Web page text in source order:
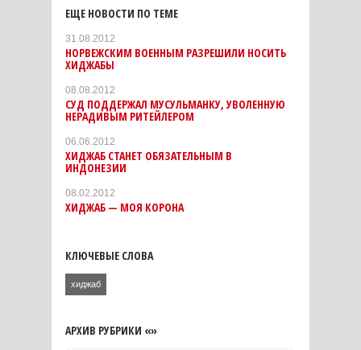
ЕЩЕ НОВОСТИ ПО ТЕМЕ
31.08.2012
НОРВЕЖСКИМ ВОЕННЫМ РАЗРЕШИЛИ НОСИТЬ
ХИДЖАБЫ
08.08.2012
СУД ПОДДЕРЖАЛ МУСУЛЬМАНКУ, УВОЛЕННУЮ
НЕРАДИВЫМ РИТЕЙЛЕРОМ
06.06.2012
ХИДЖАБ СТАНЕТ ОБЯЗАТЕЛЬНЫМ В
ИНДОНЕЗИИ
08.02.2012
ХИДЖАБ — МОЯ КОРОНА
КЛЮЧЕВЫЕ СЛОВА
хиджаб
АРХИВ РУБРИКИ «»